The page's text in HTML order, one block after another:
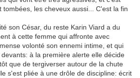
tombées, les cheveux aussi... C'est la fin
son César, du reste Karin Viard a du
à cette femme qui affronte avec
volonté son ennemi intime, et qui
à la première alerte elle décide
que de tergiverser autour de la chute
s'est pliée à une drôle de discipline: écrit